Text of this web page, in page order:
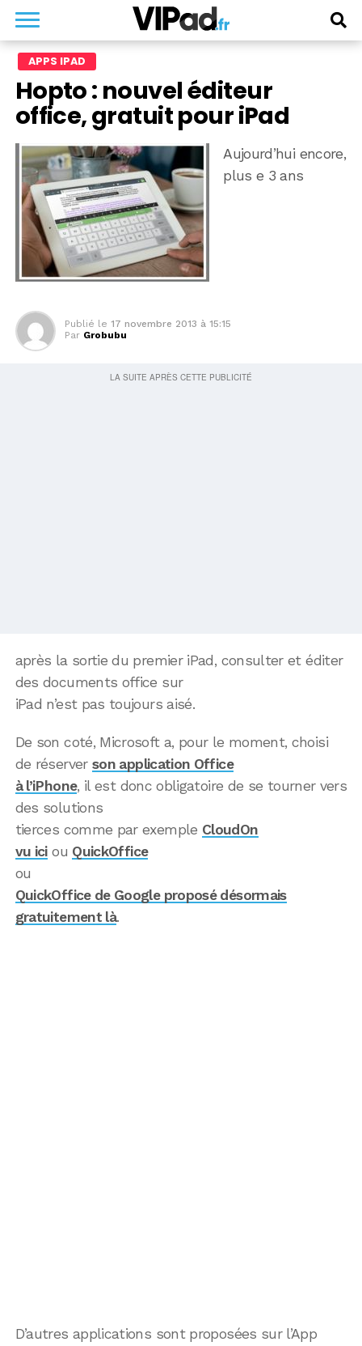
APPS IPAD
Hopto : nouvel éditeur
office, gratuit pour iPad
Aujourd’hui encore,
plus e 3 ans
Publié le 17 novembre 2013 à 15:15
Par Grobubu
après la sortie du premier iPad, consulter et éditer
des documents office sur
iPad n’est pas toujours aisé.
De son coté, Microsoft a, pour le moment, choisi
de réserver son application Office
à l’iPhone, il est donc obligatoire de se tourner vers
des solutions
tierces comme par exemple CloudOn
vu iciou QuickOffice
ou
QuickOffice de Google proposé désormais
gratuitement là.
D’autres applications sont proposées sur l’App